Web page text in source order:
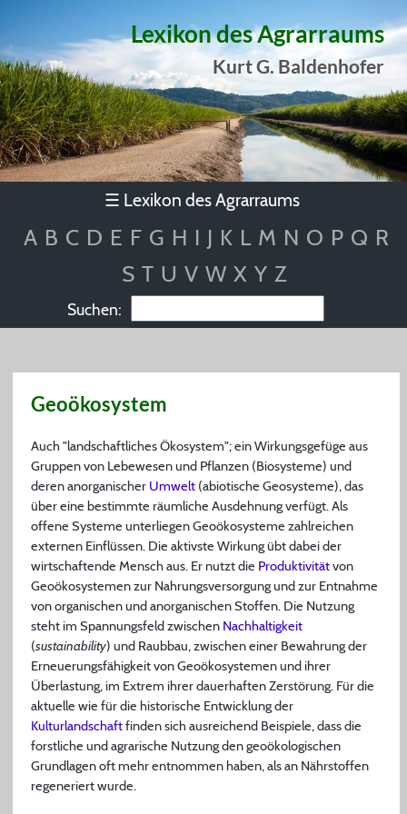
Lexikon des Agrarraums
Kurt G. Baldenhofer
☰ Lexikon des Agrarraums
A B C D E F G H I J K L M N O P Q R
S T U V W X Y Z
Suchen:
Geoökosystem
Auch "landschaftliches Ökosystem"; ein Wirkungsgefüge aus
Gruppen von Lebewesen und Pflanzen (Biosysteme) und
deren anorganischer Umwelt (abiotische Geosysteme), das
über eine bestimmte räumliche Ausdehnung verfügt. Als
offene Systeme unterliegen Geoökosysteme zahlreichen
externen Einflüssen. Die aktivste Wirkung übt dabei der
wirtschaftende Mensch aus. Er nutzt die Produktivitätvon
Geoökosystemen zur Nahrungsversorgung und zur Entnahme
von organischen und anorganischen Stoffen. Die Nutzung
steht im Spannungsfeld zwischen Nachhaltigkeit
(sustainability) und Raubbau, zwischen einer Bewahrung der
Erneuerungsfähigkeit von Geoökosystemen und ihrer
Überlastung, im Extrem ihrer dauerhaften Zerstörung. Für die
aktuelle wie für die historische Entwicklung der
Kulturlandschaftfinden sich ausreichend Beispiele, dass die
forstliche und agrarische Nutzung den geoökologischen
Grundlagen oft mehr entnommen haben, als an Nährstoffen
regeneriert wurde.